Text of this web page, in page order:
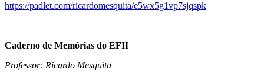
https://padlet.com/ricardomesquita/e5wx5g1vp7sjqspk
Caderno de Memórias do EFII
Professor: Ricardo Mesquita